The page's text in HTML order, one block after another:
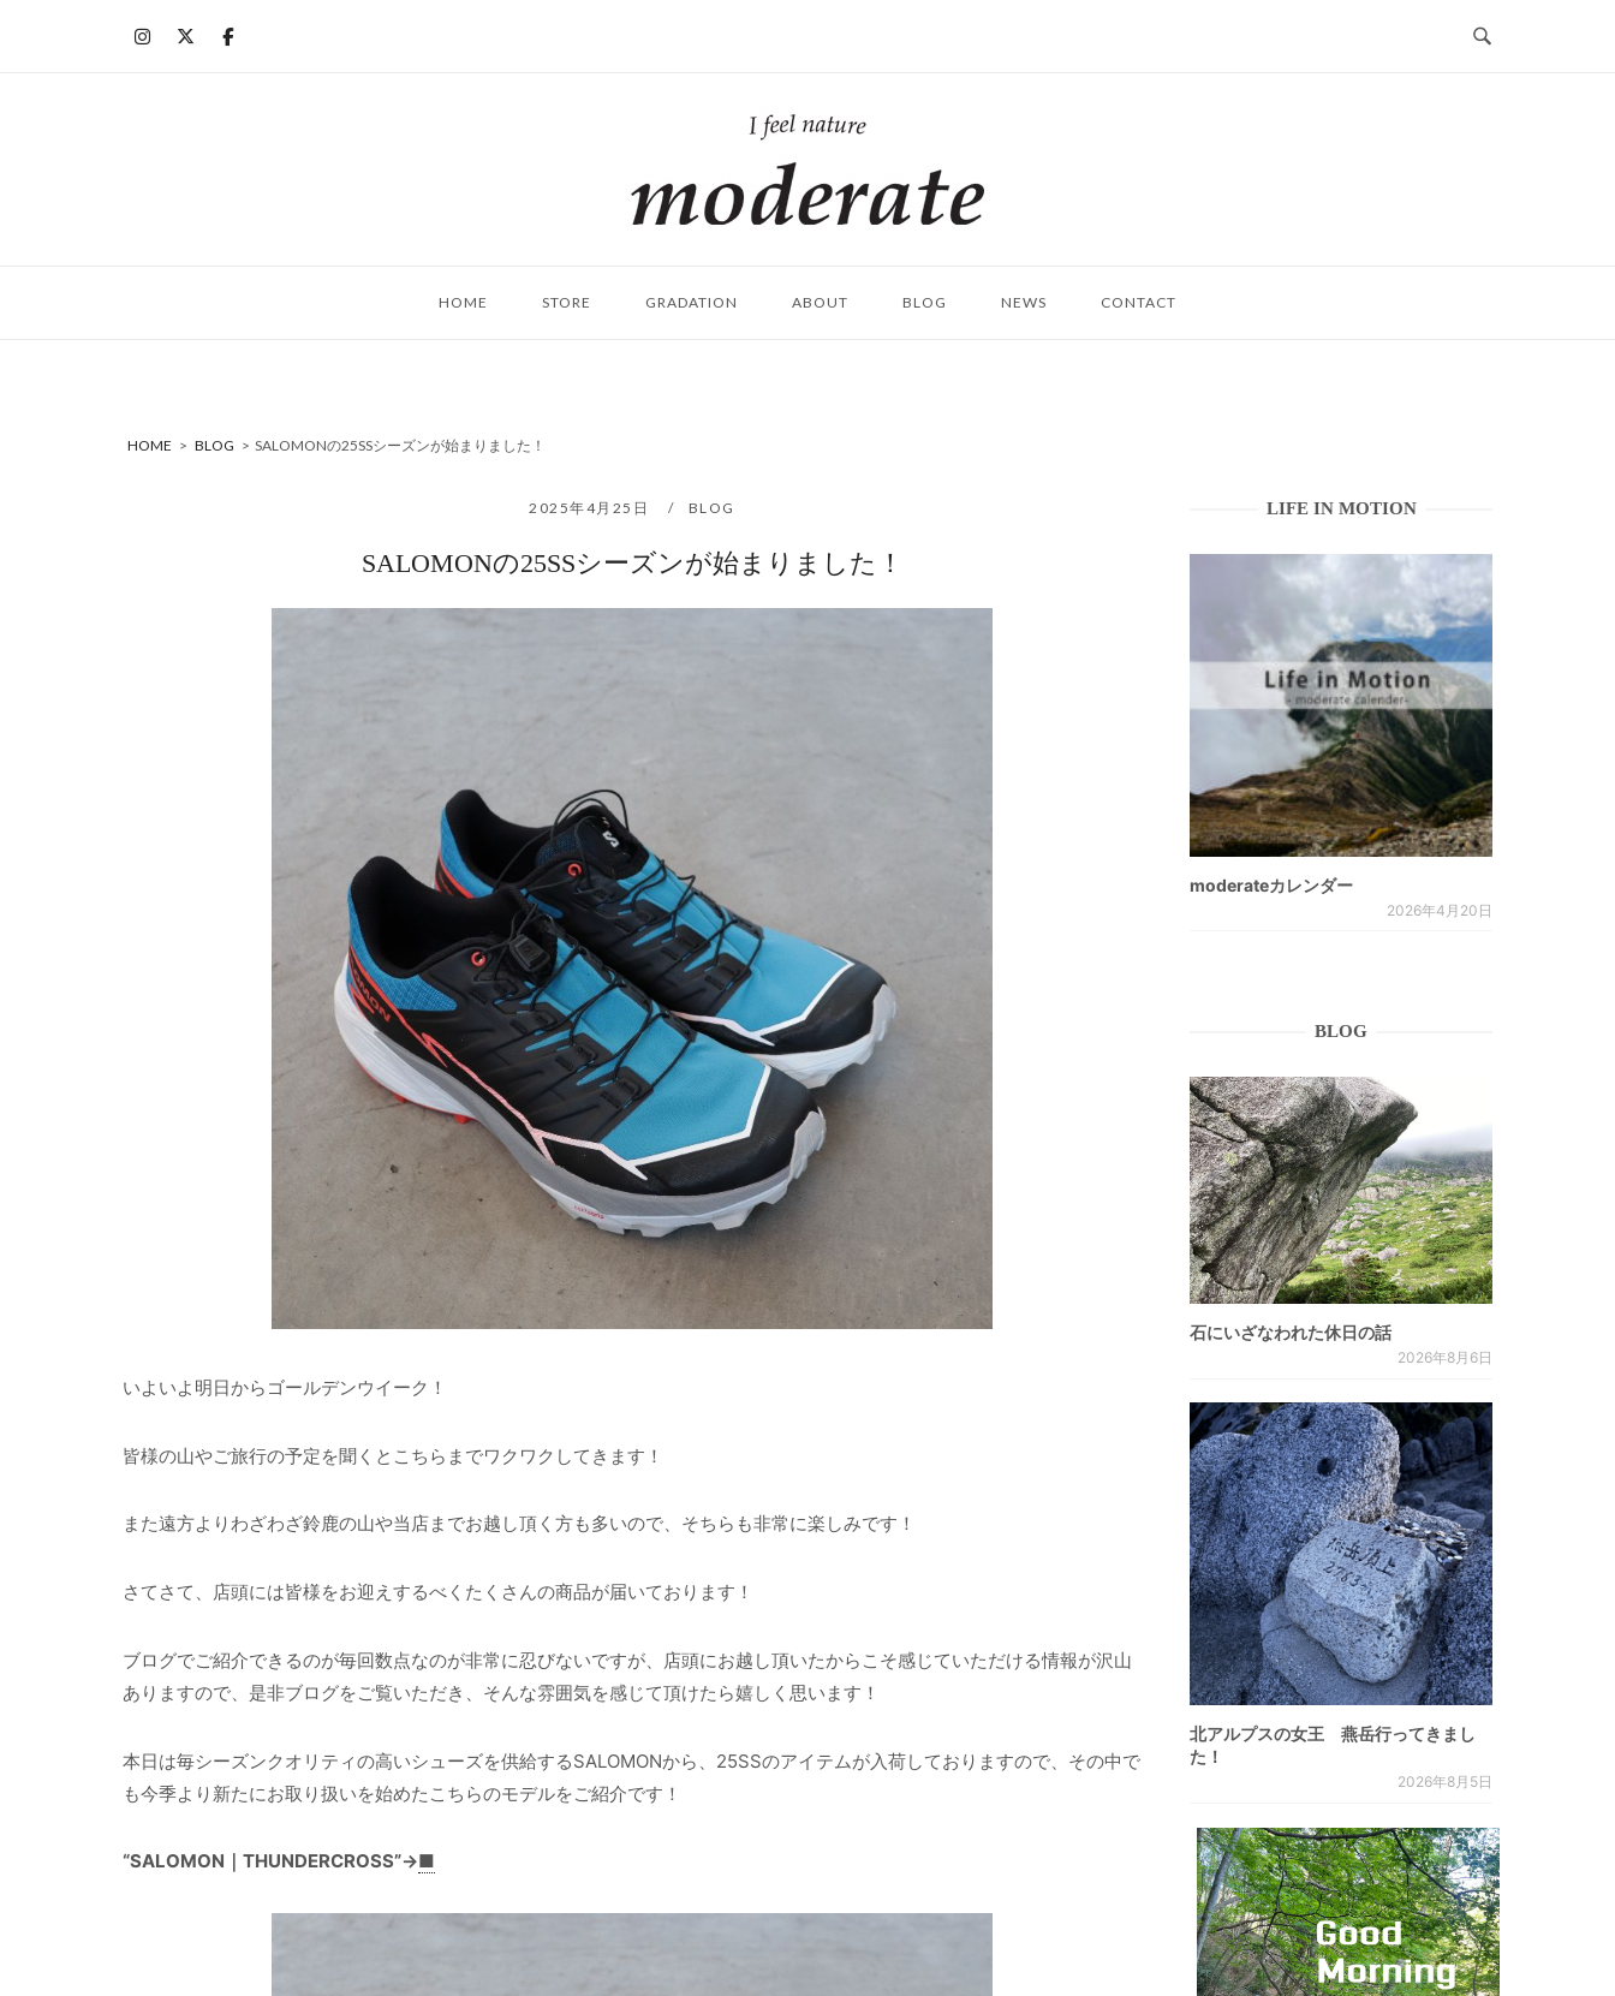
ム
HOME STORE GRADATION ABOUT BLOG NEWS CONTACT
HOME > BLOG > SALOMONの25SSシーズンが始まりました！
2025年4月25日 BLOG
SALOMONの25SSシーズンが始まりました！
いよいよ明日からゴールデンウイーク！
皆様の山やご旅行の予定を聞くとこちらまでワクワクしてきます！
また遠方よりわざわざ鈴鹿の山や当店までお越し頂く方も多いので、そちらも非常に楽しみです！
さてさて、店頭には皆様をお迎えするべくたくさんの商品が届いております！
ブログでご紹介できるのが毎回数点なのが非常に忍びないですが、店頭にお越し頂いたからこそ感じていただける情報が沢山
ありますので、是非ブログをご覧いただき、そんな雰囲気を感じて頂けたら嬉しく思います！
本日は毎シーズンクオリティの高いシューズを供給するSALOMONから、25SSのアイテムが入荷しておりますので、その中で
も今季より新たにお取り扱いを始めたこちらのモデルをご紹介です！
“SALOMON｜THUNDERCROSS”→■
LIFE IN MOTION
moderateカレンダー
2026年4月20日
BLOG
石にいざなわれた休日の話
2026年8月6日
北アルプスの女王 燕岳行ってきまし
た！
2026年8月5日